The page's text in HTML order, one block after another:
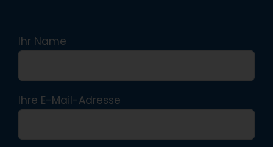
Ihr Name
Ihre E-Mail-Adresse